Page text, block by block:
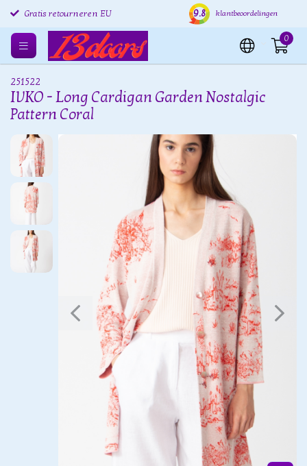
Gratis retourneren EU Verzending binnen 24 uur
9.8 klantbeoordelingen
0
251522
IVKO - Long Cardigan Garden Nostalgic
Pattern Coral